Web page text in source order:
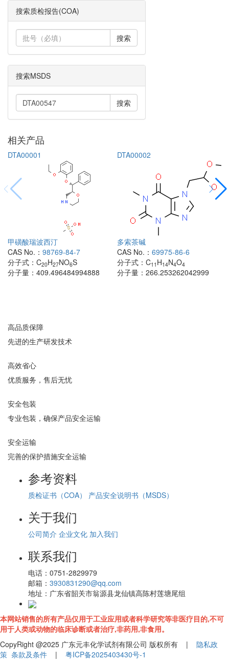
搜索质检报告(COA)
搜索
搜索MSDS
搜索
相关产品
DTA00001
甲磺酸瑞波西汀
CAS No.： 98769-84-7
分子式： C20H27NO6S
分子量： 409.496484994888
DTA00002
多索茶碱
CAS No.： 69975-86-6
分子式： C11 H14N4O4
分子量： 266.253262042999
高品质保障
先进的生产研发技术
高效省心
优质服务，售后无忧
安全包装
专业包装，确保产品安全运输
安全运输
完善的保护措施安全运输
参考资料
质检证书（COA） 产品安全说明书（MSDS）
关于我们
公司简介 企业文化 加入我们
联系我们
电话： 0751-2829979
邮箱： 3930831290@qq.com
地址： 广东省韶关市翁源县龙仙镇高陈村莲塘尾组
本网站销售的所有产品仅用于工业应用或者科学研究等非医疗目的,不可
用于人类或动物的临床诊断或者治疗,非药用,非食用。
CopyRight @2025 广东元丰化学试剂有限公司 版权所有 | 隐私政
策 条款及条件 | 粤ICP备2025403430号-1